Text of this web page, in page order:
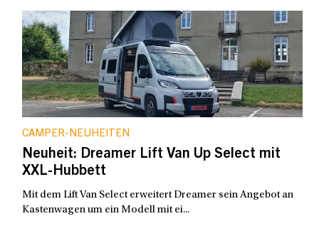
CAMPER-NEUHEITEN
Neuheit: Dreamer Lift Van Up Select mit
XXL-Hubbett
Mit dem Lift Van Select erweitert Dreamer sein Angebot an
Kastenwagen um ein Modell mit ei...